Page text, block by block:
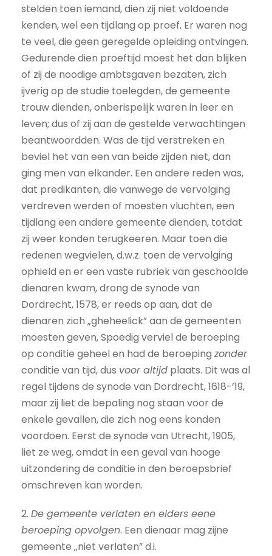
stelden toen iemand, dien zij niet voldoende
kenden, wel een tijdlang op proef. Er waren nog
te veel, die geen geregelde opleiding ontvingen.
Gedurende dien proeftijd moest het dan blijken
of zij de noodige ambtsgaven bezaten, zich
ijverig op de studie toelegden, de gemeente
trouw dienden, onberispelijk waren in leer en
leven; dus of zij aan de gestelde verwachtingen
beantwoordden. Was de tijd verstreken en
beviel het van een van beide zijden niet, dan
ging men van elkander. Een andere reden was,
dat predikanten, die vanwege de vervolging
verdreven werden of moesten vluchten, een
tijdlang een andere gemeente dienden, totdat
zij weer konden terugkeeren. Maar toen die
redenen wegvielen, d.w.z. toen de vervolging
ophield en er een vaste rubriek van geschoolde
dienaren kwam, drong de synode van
Dordrecht, 1578, er reeds op aan, dat de
dienaren zich „gheheelick” aan de gemeenten
moesten geven, Spoedig verviel de beroeping
op conditie geheel en had de beroeping zonder
conditie van tijd, dus voor altijd plaats. Dit was al
regel tijdens de synode van Dordrecht, 1618-’19,
maar zij liet de bepaling nog staan voor de
enkele gevallen, die zich nog eens konden
voordoen. Eerst de synode van Utrecht, 1905,
liet ze weg, omdat in een geval van hooge
uitzondering de conditie in den beroepsbrief
omschreven kan worden.
2. De gemeente verlaten en elders eene
beroeping opvolgen. Een dienaar mag zijne
gemeente „niet verlaten” d.i.